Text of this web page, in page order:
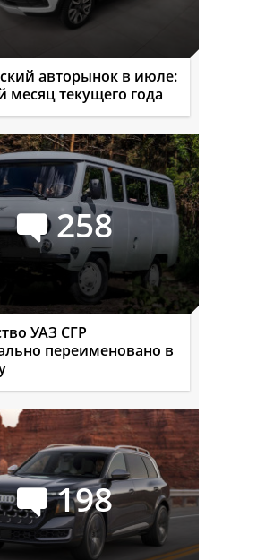
авторынок в июле:
месяц текущего года
258
УАЗ СГР
переименовано в
198